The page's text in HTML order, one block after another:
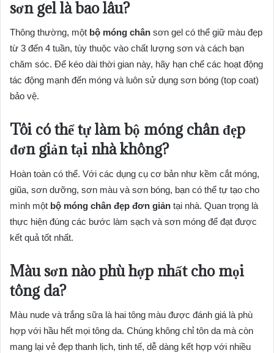
sơn gel là bao lâu?
Thông thường, một bộ móng chân sơn gel có thể giữ màu đẹp
từ 3 đến 4 tuần, tùy thuộc vào chất lượng sơn và cách bạn
chăm sóc. Để kéo dài thời gian này, hãy hạn chế các hoạt động
tác động mạnh đến móng và luôn sử dụng sơn bóng (top coat)
bảo vệ.
Tôi có thể tự làmbộ móng chân đẹp
đơn giảntại nhà không?
Hoàn toàn có thể. Với các dụng cụ cơ bản như kềm cắt móng,
giũa, sơn dưỡng, sơn màu và sơn bóng, bạn có thể tự tạo cho
mình một bộ móng chân đẹp đơn giản tại nhà. Quan trọng là
thực hiện đúng các bước làm sạch và sơn móng để đạt được
kết quả tốt nhất.
Màu sơn nào phù hợp nhất cho mọi
tông da?
Màu nude và trắng sữa là hai tông màu được đánh giá là phù
hợp với hầu hết mọi tông da. Chúng không chỉ tôn da mà còn
mang lại vẻ đẹp thanh lịch, tinh tế, dễ dàng kết hợp với nhiều